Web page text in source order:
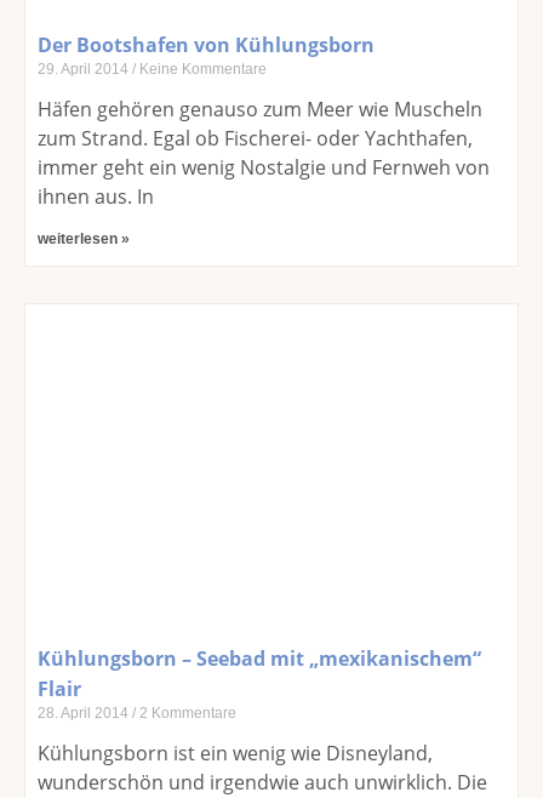
Der Bootshafen von Kühlungsborn
29. April 2014 Keine Kommentare
Häfen gehören genauso zum Meer wie Muscheln
zum Strand. Egal ob Fischerei- oder Yachthafen,
immer geht ein wenig Nostalgie und Fernweh von
ihnen aus. In
weiterlesen »
Kühlungsborn – Seebad mit „mexikanischem“
Flair
28. April 2014 2 Kommentare
Kühlungsborn ist ein wenig wie Disneyland,
wunderschön und irgendwie auch unwirklich. Die